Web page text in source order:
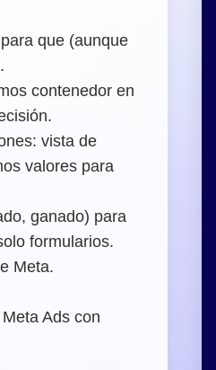
que (aunque
contenedor en
vista de
valores para
ganado) para
formularios.
Meta.
Ads con